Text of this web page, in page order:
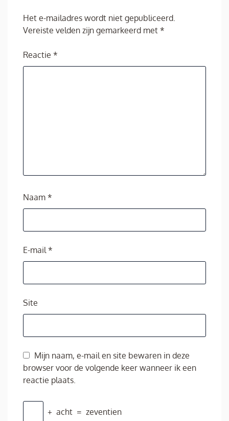
Het e-mailadres wordt niet gepubliceerd.
Vereiste velden zijn gemarkeerd met *
Reactie *
Naam *
E-mail*
Site
Mijn naam, e-mail en site bewaren in deze
browser voor de volgende keer wanneer ik een
reactie plaats.
+ acht = zeventien